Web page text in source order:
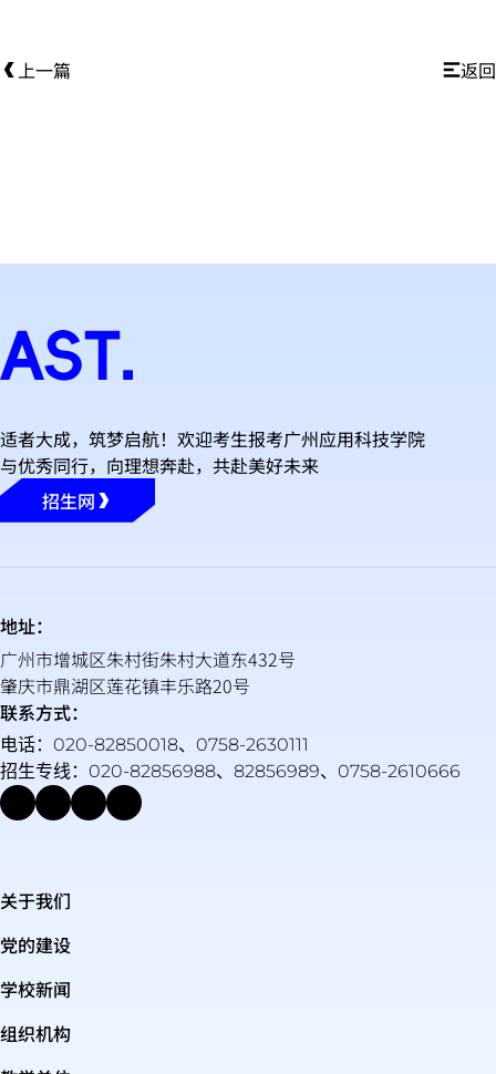
上一篇 返回
适者大成，筑梦启航！欢迎考生报考广州应用科技学院
与优秀同行，向理想奔赴，共赴美好未来
招生网
地址：
广州市增城区朱村街朱村大道东432号
肇庆市鼎湖区莲花镇丰乐路20号
联系方式：
电话：020-82850018、0758-2630111
招生专线：020-82856988、82856989、0758-2610666
关于我们
党的建设
学校新闻
组织机构